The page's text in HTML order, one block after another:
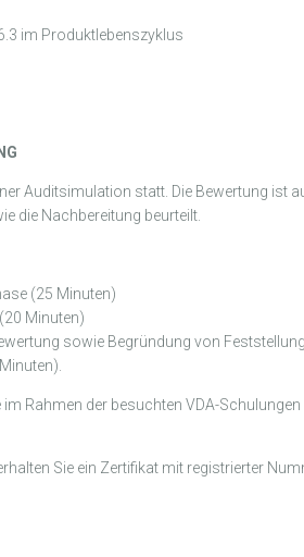
im Produktlebenszyklus
Auditsimulation statt. Die Bewertung
die Nachbereitung beurteilt.
(25 Minuten)
Minuten)
sowie Begründung von
im Rahmen der besuchten VDA-
Sie ein Zertifikat mit registrierter